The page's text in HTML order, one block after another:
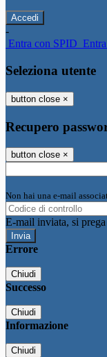
-
Entra con SPID
Seleziona utente
button close ×
Recupero
button close ×
Non hai una e-mail
E-mail inviata, si
Errore
Chiudi
Successo
Chiudi
Informazione
Chiudi